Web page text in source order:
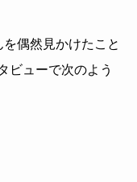
偶然見かけたこと
ビューで次のよう